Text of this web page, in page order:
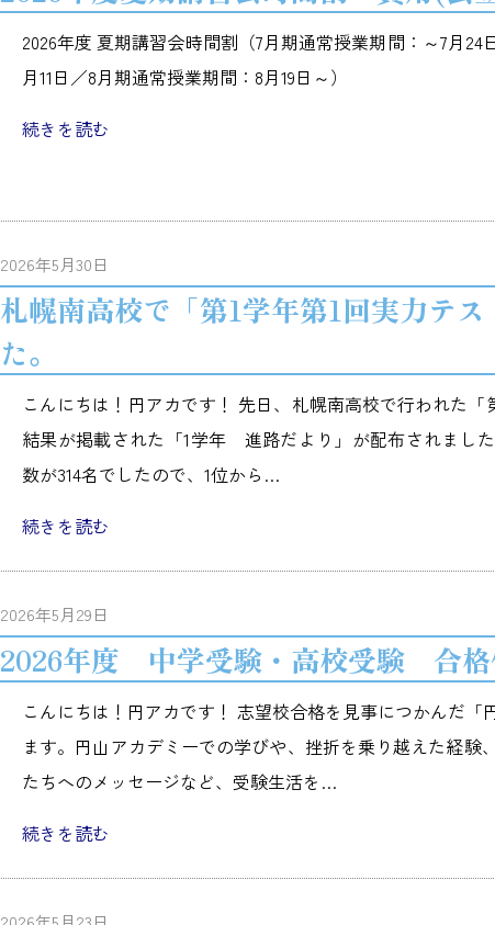
2026年度 夏期講習会時間割（7月期通常授業期間：～7月24
月11日／8月期通常授業期間：8月19日～）
続きを読む
2026年5月30日
札幌南高校で「第1学年第1回実力テ
た。
こんにちは！円アカです！ 先日、札幌南高校で行われた「
結果が掲載された「1学年 進路だより」が配布されまし
数が314名でしたので、1位から…
続きを読む
2026年5月29日
2026年度 中学受験・高校受験 合格
こんにちは！円アカです！ 志望校合格を見事につかんだ「
ます。円山アカデミーでの学びや、挫折を乗り越えた経験
たちへのメッセージなど、受験生活を…
続きを読む